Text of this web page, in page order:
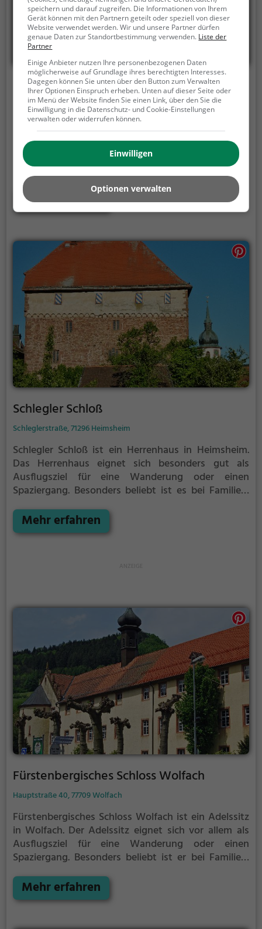
Fasanenschlösschen
Richard-Willstätter-Allee 2, 76131 Karlsruhe
Das Fasanenschlösschen ist ein ein kleines
Lustschoss im Karlsruher Fasanengarten. Das
Schlösschen liegt unweit des Karlsruher Schlosses
und ist über eine Allee mit dem Haupt-Schloss
verbunden. Ursprünglich wurde das Gebäude zur
Aufzucht von Fasanen genutzt.
Mehr erfahren
Schlegler Schloß
Schleglerstraße, 71296 Heimsheim
Schlegler Schloß ist ein Herrenhaus in Heimsheim.
Das Herrenhaus eignet sich besonders gut als
Ausflugsziel für eine Wanderung oder einen
Spaziergang. Besonders beliebt ist es bei Familien,
offenbart historische Aspekte aus längst
vergangenen Zeiten und bietet einen kleinen
Mehr erfahren
Fürstenbergisches Schloss Wolfach
Hauptstraße 40, 77709 Wolfach
Fürstenbergisches Schloss Wolfach ist ein Adelssitz
in Wolfach. Der Adelssitz eignet sich vor allem als
Ausflugsziel für eine Wanderung oder einen
Spaziergang. Besonders beliebt ist er bei Familien,
offenbart historische Aspekte aus längst
vergangenen Zeiten und bietet einen kleinen
Mehr erfahren
speichern und darauf zugreifen. Die Informationen von Ihrem
Gerät können mit den Partnern geteilt oder speziell von dieser
Website verwendet werden. Wir und unsere Partner dürfen
genaue Daten zur Standortbestimmung verwenden. Liste der
Partner
Einige Anbieter nutzen Ihre personenbezogenen Daten
möglicherweise auf Grundlage ihres berechtigten Interesses.
Dagegen können Sie unten über den Button zum Verwalten
Ihrer Optionen Einspruch erheben. Unten auf dieser Seite oder
im Menü der Website finden Sie einen Link, über den Sie die
Einwilligung in die Datenschutz- und Cookie-Einstellungen
verwalten oder widerrufen können.
Einwilligen
Optionen verwalten